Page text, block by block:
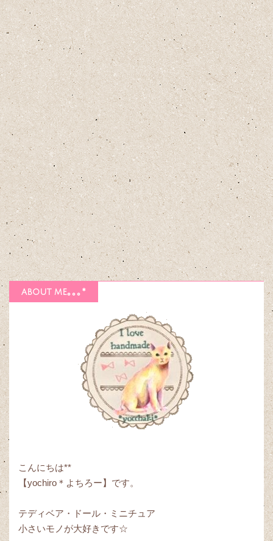
about me｡｡｡*
こんにちは**
【yochiro＊よちろー】です。
テディベア・ドール・ミニチュア
小さいモノが大好きです☆